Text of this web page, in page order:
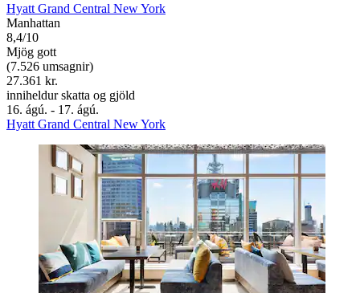
Hyatt Grand Central New York
Manhattan
8,4/10
Mjög gott
(7.526 umsagnir)
27.361 kr.
inniheldur skatta og gjöld
16. ágú. - 17. ágú.
Hyatt Grand Central New York